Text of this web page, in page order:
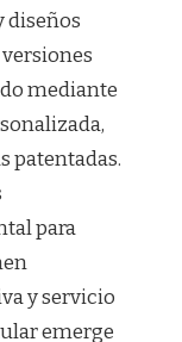
diseños
mediante
patentadas.
para
y servicio
emerge